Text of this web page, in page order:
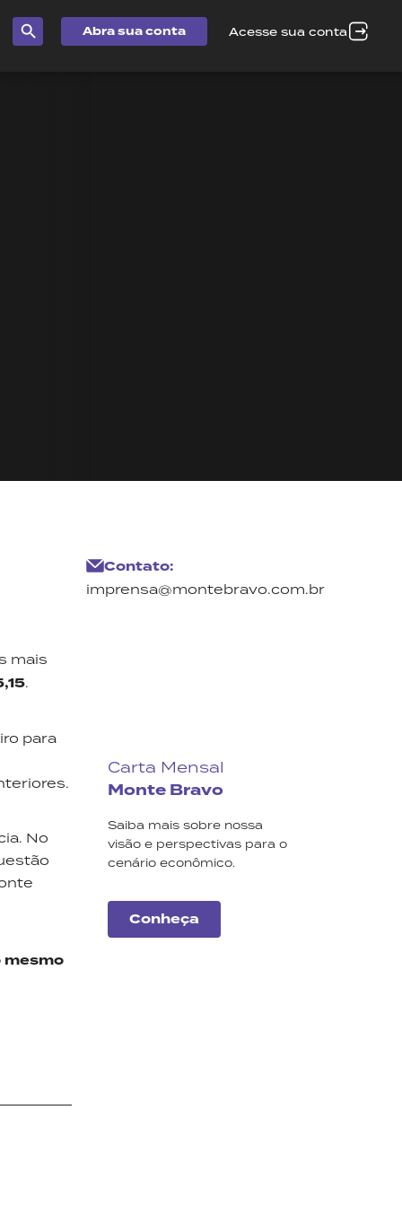
Abra sua conta Acesse sua conta
mais
.
para
No
mesmo
Contato:
imprensa@montebravo.com.br
Carta Mensal
Monte Bravo
Saiba mais sobre nossa
visão e perspectivas para o
cenário econômico.
Conheça